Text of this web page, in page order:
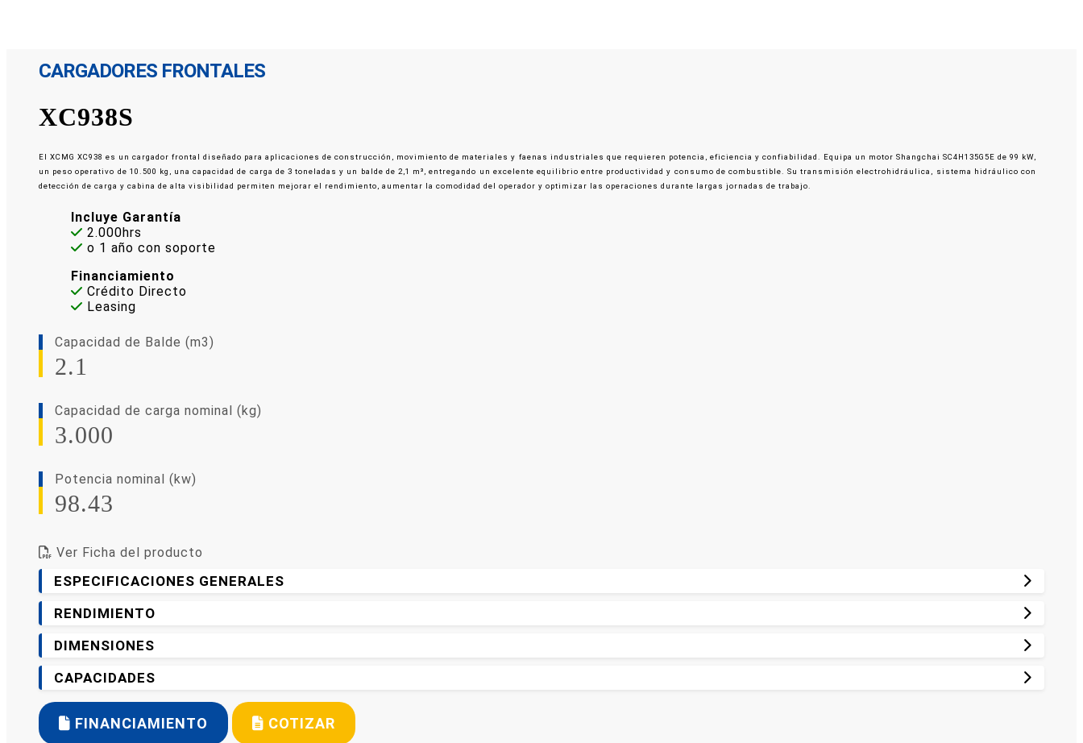
CARGADORES FRONTALES
XC938S
El XCMG XC938 es un cargador frontal diseñado para aplicaciones de construcción, movimiento de materiales y faenas industriales que requieren potencia, eficiencia y confiabilidad. Equipa un motor Shangchai SC4H135G5E de 99 kW,
un peso operativo de 10.500 kg, una capacidad de carga de 3 toneladas y un balde de 2,1 m³, entregando un excelente equilibrio entre productividad y consumo de combustible. Su transmisión electrohidráulica, sistema hidráulico con
detección de carga y cabina de alta visibilidad permiten mejorar el rendimiento, aumentar la comodidad del operador y optimizar las operaciones durante largas jornadas de trabajo.
Incluye Garantía
2.000hrs
o 1 año con soporte
Financiamiento
Crédito Directo
Leasing
Capacidad de Balde (m3)
2.1
Capacidad de carga nominal (kg)
3.000
Potencia nominal (kw)
98.43
Ver Ficha del producto
ESPECIFICACIONES GENERALES
RENDIMIENTO
DIMENSIONES
CAPACIDADES
FINANCIAMIENTO COTIZAR